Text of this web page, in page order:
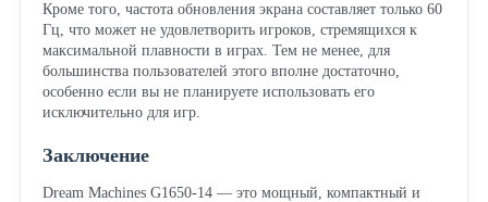
Кроме того, частота обновления экрана составляет только 60
Гц, что может не удовлетворить игроков, стремящихся к
максимальной плавности в играх. Тем не менее, для
большинства пользователей этого вполне достаточно,
особенно если вы не планируете использовать его
исключительно для игр.
Заключение
Dream Machines G1650-14 — это мощный, компактный и